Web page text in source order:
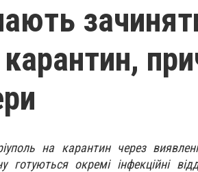
на карантин через
окремі інфекційні